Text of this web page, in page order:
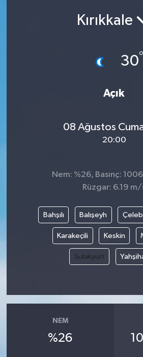
Kırıkkale
30°
Açık
08 Ağustos
20:00
Nem: %26, Basınç:
Rüzgar: 6.19 m/
Bahşılı Balışeyh
Karakeçili Keskin
Sulakyurt
NEM
%26